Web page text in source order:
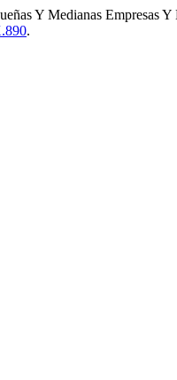
Y Medianas Empresas
.